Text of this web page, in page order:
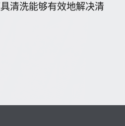
清洗能够有效地解决清